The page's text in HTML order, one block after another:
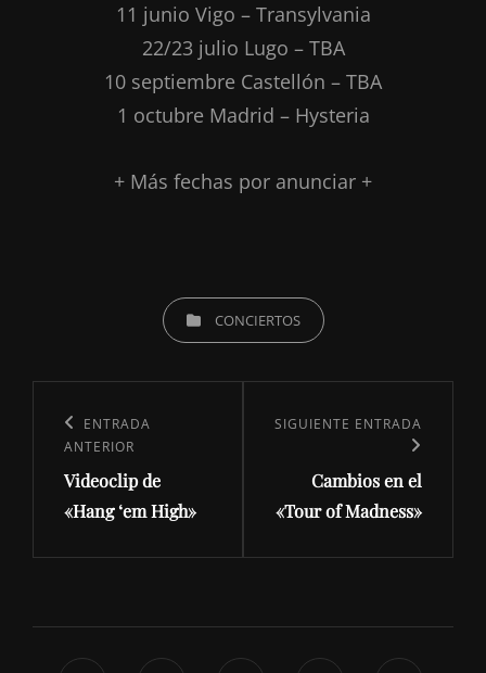
11 junio Vigo – Transylvania
22/23 julio Lugo – TBA
10 septiembre Castellón – TBA
1 octubre Madrid – Hysteria
+ Más fechas por anunciar +
CATEGORÍASCONCIERTOS
entradas
Entrada
ENTRADA
ANTERIOR
Videoclip de
«Hang ‘em High»
Siguiente
SIGUIENTE ENTRADA
Cambios en el
«Tour of Madness»